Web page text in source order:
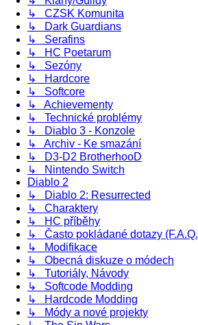
↳ CZSK Komunita
↳ Dark Guardians
↳ Serafins
↳ HC Poetarum
↳ Sezóny
↳ Hardcore
↳ Softcore
↳ Achievementy
↳ Technické problémy
↳ Diablo 3 - Konzole
↳ Archiv - Ke smazání
↳ D3-D2 BrotherhooD
↳ Nintendo Switch
Diablo 2
↳ Diablo 2: Resurrected
↳ Charaktery
↳ HC příběhy
↳ Často pokládané dotazy
↳ Modifikace
↳ Obecná diskuze o módech
↳ Tutoriály, Návody
↳ Softcode Modding
↳ Hardcode Modding
↳ Módy a nové projekty